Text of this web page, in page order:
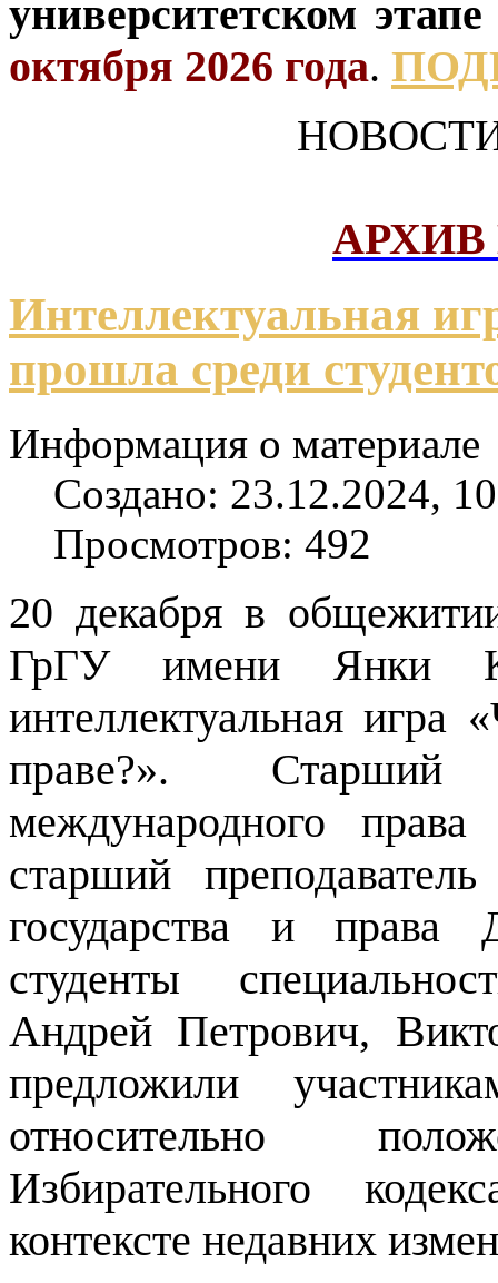
университетском
октября 2026 года.
Интеллектуальная
прошла среди
Информация о материале
Создано: 23.12.2024,
Просмотров: 492
20 декабря в
ГрГУ имени Янки
интеллектуальная игра «
праве?». Старший
международного
старший
государства и
студенты
Андрей Петрович,
предложили
относительно
Избирательного
контексте недавних